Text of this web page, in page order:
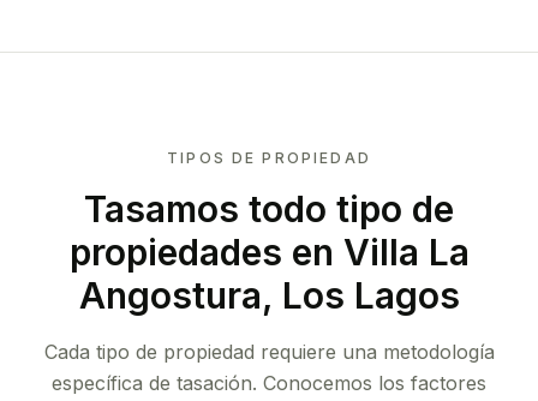
TIPOS DE PROPIEDAD
Tasamos todo tipo de
propiedades en Villa La
Angostura, Los Lagos
Cada tipo de propiedad requiere una metodología
específica de tasación. Conocemos los factores